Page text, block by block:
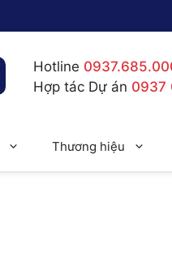
Hotline
Hợp tác Dự án 0937
Thương hiệu